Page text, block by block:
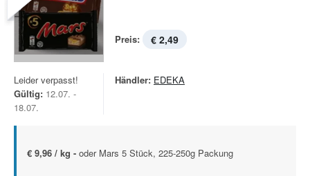
Preis: € 2,49
Leider verpasst!
Gültig: 12.07. -
18.07.
Händler: EDEKA
€ 9,96 / kg - oder Mars 5 Stück, 225-250g Packung